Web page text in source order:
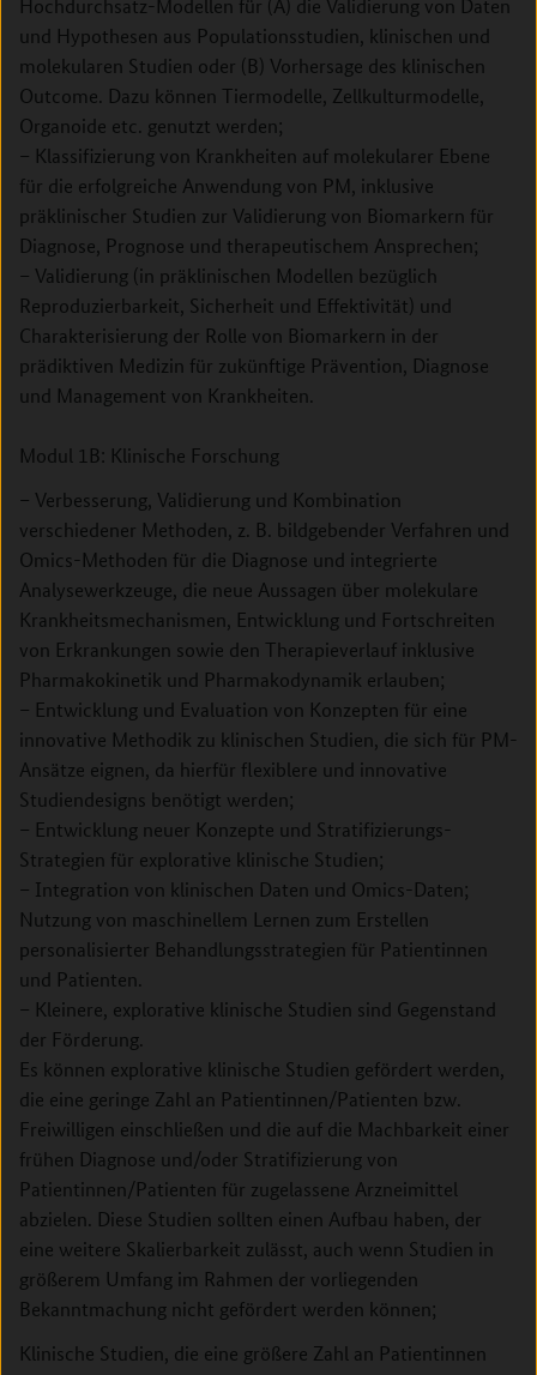
Hochdurchsatz-Modellen für (A) die Validierung von Daten
und Hypothesen aus Populationsstudien, klinischen und
molekularen Studien oder (B) Vorhersage des klinischen
Outcome. Dazu können Tiermodelle, Zellkulturmodelle,
Organoide etc. genutzt werden;
– Klassifizierung von Krankheiten auf molekularer Ebene
für die erfolgreiche Anwendung von PM, inklusive
präklinischer Studien zur Validierung von Biomarkern für
Diagnose, Prognose und therapeutischem Ansprechen;
– Validierung (in präklinischen Modellen bezüglich
Reproduzierbarkeit, Sicherheit und Effektivität) und
Charakterisierung der Rolle von Biomarkern in der
prädiktiven Medizin für zukünftige Prävention, Diagnose
und Management von Krankheiten.
Modul 1B: Klinische Forschung
– Verbesserung, Validierung und Kombination
verschiedener Methoden, z. B. bildgebender Verfahren und
Omics-Methoden für die Diagnose und integrierte
Analysewerkzeuge, die neue Aussagen über molekulare
Krankheitsmechanismen, Entwicklung und Fortschreiten
von Erkrankungen sowie den Therapieverlauf inklusive
Pharmakokinetik und Pharmakodynamik erlauben;
– Entwicklung und Evaluation von Konzepten für eine
innovative Methodik zu klinischen Studien, die sich für PM-
Ansätze eignen, da hierfür flexiblere und innovative
Studiendesigns benötigt werden;
– Entwicklung neuer Konzepte und Stratifizierungs-
Strategien für explorative klinische Studien;
– Integration von klinischen Daten und Omics-Daten;
Nutzung von maschinellem Lernen zum Erstellen
personalisierter Behandlungsstrategien für Patientinnen
und Patienten.
– Kleinere, explorative klinische Studien sind Gegenstand
der Förderung.
Es können explorative klinische Studien gefördert werden,
die eine geringe Zahl an Patientinnen/Patienten bzw.
Freiwilligen einschließen und die auf die Machbarkeit einer
frühen Diagnose und/oder Stratifizierung von
Patientinnen/Patienten für zugelassene Arzneimittel
abzielen. Diese Studien sollten einen Aufbau haben, der
eine weitere Skalierbarkeit zulässt, auch wenn Studien in
größerem Umfang im Rahmen der vorliegenden
Bekanntmachung nicht gefördert werden können;
Klinische Studien, die eine größere Zahl an Patientinnen